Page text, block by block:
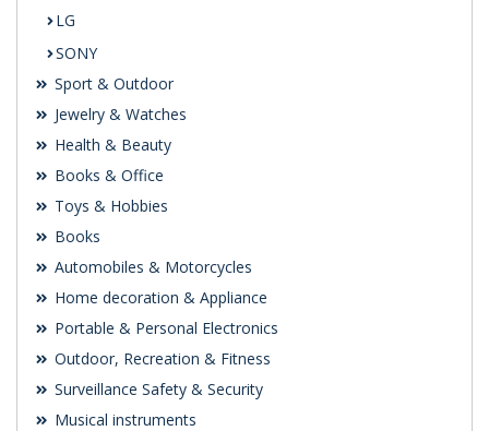
LG
SONY
Sport & Outdoor
Jewelry & Watches
Health & Beauty
Books & Office
Toys & Hobbies
Books
Automobiles & Motorcycles
Home decoration & Appliance
Portable & Personal Electronics
Outdoor, Recreation & Fitness
Surveillance Safety & Security
Musical instruments